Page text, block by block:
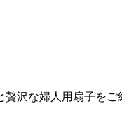
沢な婦人用扇子を